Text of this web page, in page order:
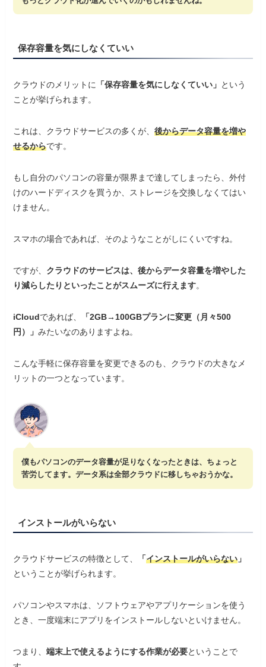
保存容量を気にしなくていい
クラウドのメリットに 「保存容量を気にしなくていい」 という
ことが挙げられます。
これは、クラウドサービスの多くが、後からデータ容量を増や
せるからです。
もし自分のパソコンの容量が限界まで達してしまったら、外付
けのハードディスクを買うか、ストレージを交換しなくてはい
けません。
スマホの場合であれば、そのようなことがしにくいですね。
ですが、 クラウドのサービスは、後からデータ容量を増やした
り減らしたりといったことがスムーズに行えます。
iCloudであれば、
「2GB→100GBプランに変更（月々500
円）」みたいなのありますよね。
こんな手軽に保存容量を変更できるのも、クラウドの大きなメ
リットの一つとなっています。
僕もパソコンのデータ容量が足りなくなったときは、ちょっと
苦労してます。データ系は全部クラウドに移しちゃおうかな。
インストールがいらない
クラウドサービスの特徴として、 「インストールがいらない 」
ということが挙げられます。
パソコンやスマホは、ソフトウェアやアプリケーションを使う
とき、一度端末にアプリをインストールしないといけません。
つまり、端末上で使えるようにする作業が必要ということで